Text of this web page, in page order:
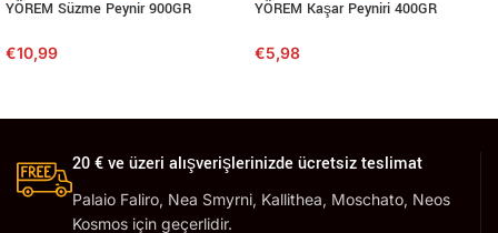
YÖREM Süzme Peynir 900GR
€10,99
YÖREM Kaşar Peyniri 400GR
€5,98
20 € ve üzeri alışverişlerinizde ücretsiz teslimat
Palaio Faliro, Nea Smyrni, Kallithea, Moschato, Neos
Kosmos için geçerlidir.